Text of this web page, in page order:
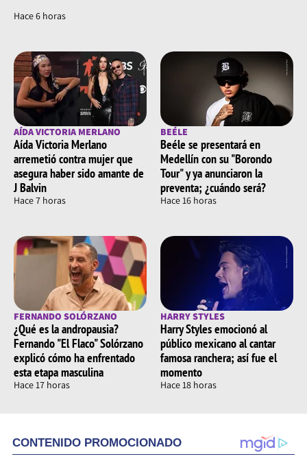
Hace 6 horas
AÍDA VICTORIA MERLANO
Aída Victoria Merlano
arremetió contra mujer que
asegura haber sido amante de
J Balvin
Hace 7 horas
BEÉLE
Beéle se presentará en
Medellín con su "Borondo
Tour" y ya anunciaron la
preventa; ¿cuándo será?
Hace 16 horas
FERNANDO SOLÓRZANO
¿Qué es la andropausia?
Fernando "El Flaco" Solórzano
explicó cómo ha enfrentado
esta etapa masculina
Hace 17 horas
HARRY STYLES
Harry Styles emocionó al
público mexicano al cantar
famosa ranchera; así fue el
momento
Hace 18 horas